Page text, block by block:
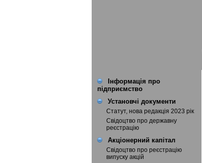
Інформація про
підприємство
Установчі документи
Статут, нова редакція 2023 рік
Свідоцтво про державну
реєстрацію
Акціонерний капітал
Свідоцтво про реєстрацію
випуску акцій